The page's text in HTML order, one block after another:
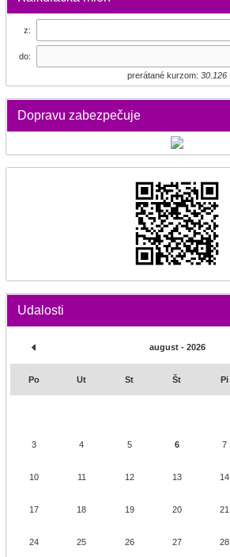
z:
do:
prerátané kurzom: 30.126
Dopravu zabezpečuje
Udalosti
august - 2026
Po Ut St Št Pi
3 4 5 6 7
10 11 12 13 14
17 18 19 20 21
24 25 26 27 28